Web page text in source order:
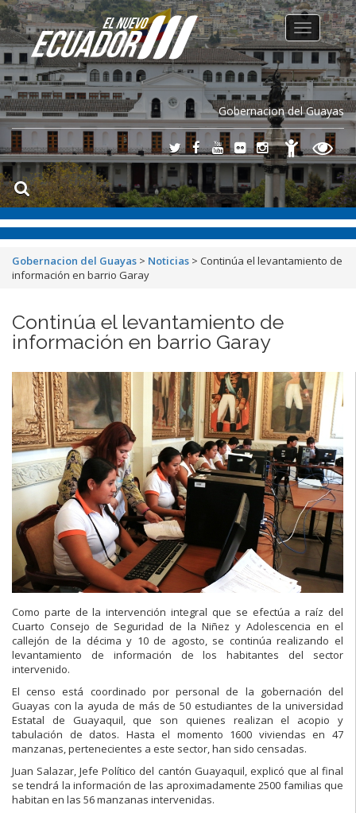
Gobernacion del Guayas
Toggle
navigation
Gobernacion del Guayas > Noticias > Continúa el levantamiento de
información en barrio Garay
Continúa el levantamiento de
información en barrio Garay
Como parte de la intervención integral que se efectúa a raíz del
Cuarto Consejo de Seguridad de la Niñez y Adolescencia en el
callejón de la décima y 10 de agosto, se continúa realizando el
levantamiento de información de los habitantes del sector
intervenido.
El censo está coordinado por personal de la gobernación del
Guayas con la ayuda de más de 50 estudiantes de la universidad
Estatal de Guayaquil, que son quienes realizan el acopio y
tabulación de datos. Hasta el momento 1600 viviendas en 47
manzanas, pertenecientes a este sector, han sido censadas.
Juan Salazar, Jefe Político del cantón Guayaquil, explicó que al final
se tendrá la información de las aproximadamente 2500 familias que
habitan en las 56 manzanas intervenidas.